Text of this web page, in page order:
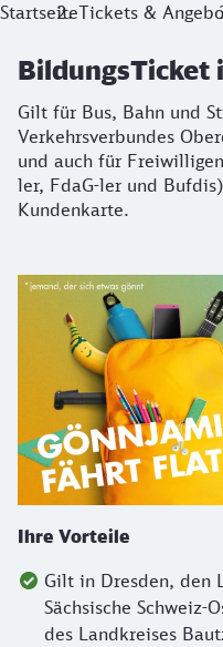
BildungsTicket
StartseiteTickets &
BildungsTicket
Gilt für Bus, Bahn und
Verkehrsverbundes
und auch für
ler, FdaG-ler und
Kundenkarte.
Ihre Vorteile
Gilt in Dresden, den
Sächsische Schweiz-
des Landkreises